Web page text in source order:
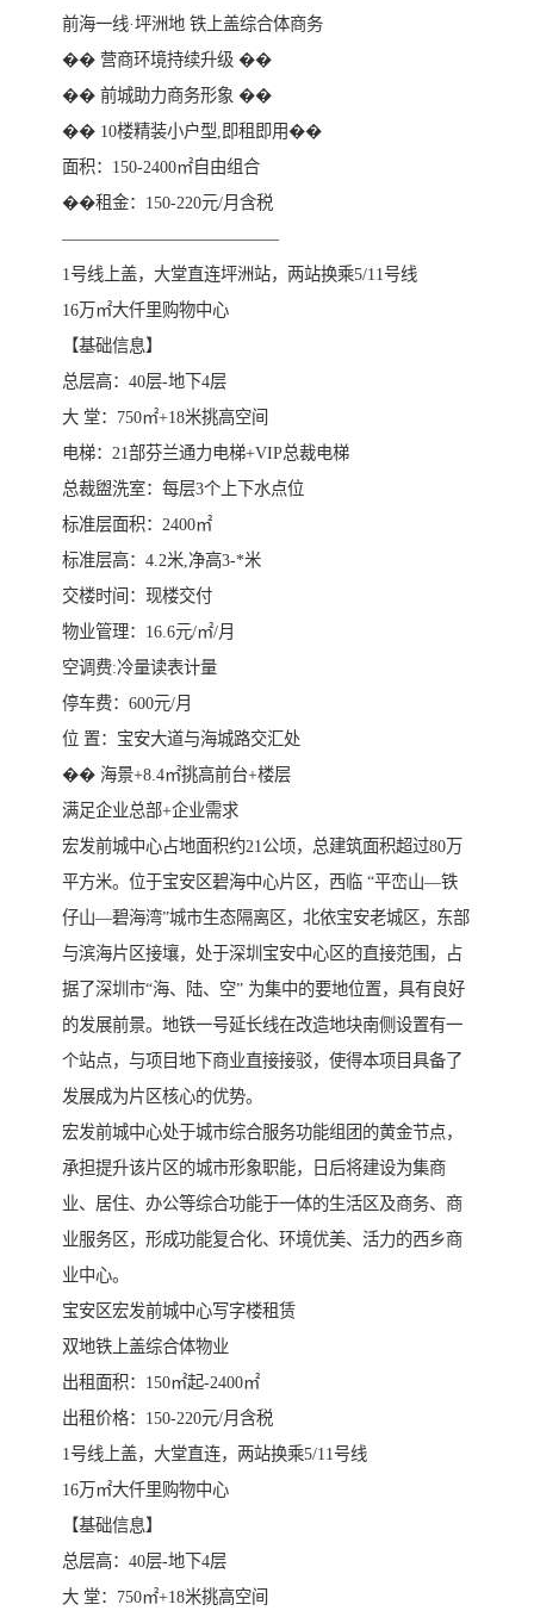
前海一线·坪洲地 铁上盖综合体商务
�� 营商环境持续升级 ��
�� 前城助力商务形象 ��
�� ️10楼精装小户型,即租即用��
面积：150-2400㎡自由组合
��租金：150-220元/月含税
—————————————
1号线上盖，大堂直连坪洲站，两站换乘5/11号线
16万㎡大仟里购物中心
【基础信息】
总层高：40层-地下4层
大 堂：750㎡+18米挑高空间
电梯：21部芬兰通力电梯+VIP总裁电梯
总裁盥洗室：每层3个上下水点位
标准层面积：2400㎡
标准层高：4.2米,净高3-*米
交楼时间：现楼交付
物业管理：16.6元/㎡/月
空调费:冷量读表计量
停车费：600元/月
位 置：宝安大道与海城路交汇处
�� 海景+8.4㎡挑高前台+楼层
满足企业总部+企业需求
宏发前城中心占地面积约21公顷，总建筑面积超过80万
平方米。位于宝安区碧海中心片区，西临 “平峦山—铁
仔山—碧海湾”城市生态隔离区，北依宝安老城区，东部
与滨海片区接壤，处于深圳宝安中心区的直接范围，占
据了深圳市“海、陆、空” 为集中的要地位置，具有良好
的发展前景。地铁一号延长线在改造地块南侧设置有一
个站点，与项目地下商业直接接驳，使得本项目具备了
发展成为片区核心的优势。
宏发前城中心处于城市综合服务功能组团的黄金节点，
承担提升该片区的城市形象职能，日后将建设为集商
业、居住、办公等综合功能于一体的生活区及商务、商
业服务区，形成功能复合化、环境优美、活力的西乡商
业中心。
宝安区宏发前城中心写字楼租赁
双地铁上盖综合体物业
出租面积：150㎡起-2400㎡
出租价格：150-220元/月含税
1号线上盖，大堂直连，两站换乘5/11号线
16万㎡大仟里购物中心
【基础信息】
总层高：40层-地下4层
大 堂：750㎡+18米挑高空间